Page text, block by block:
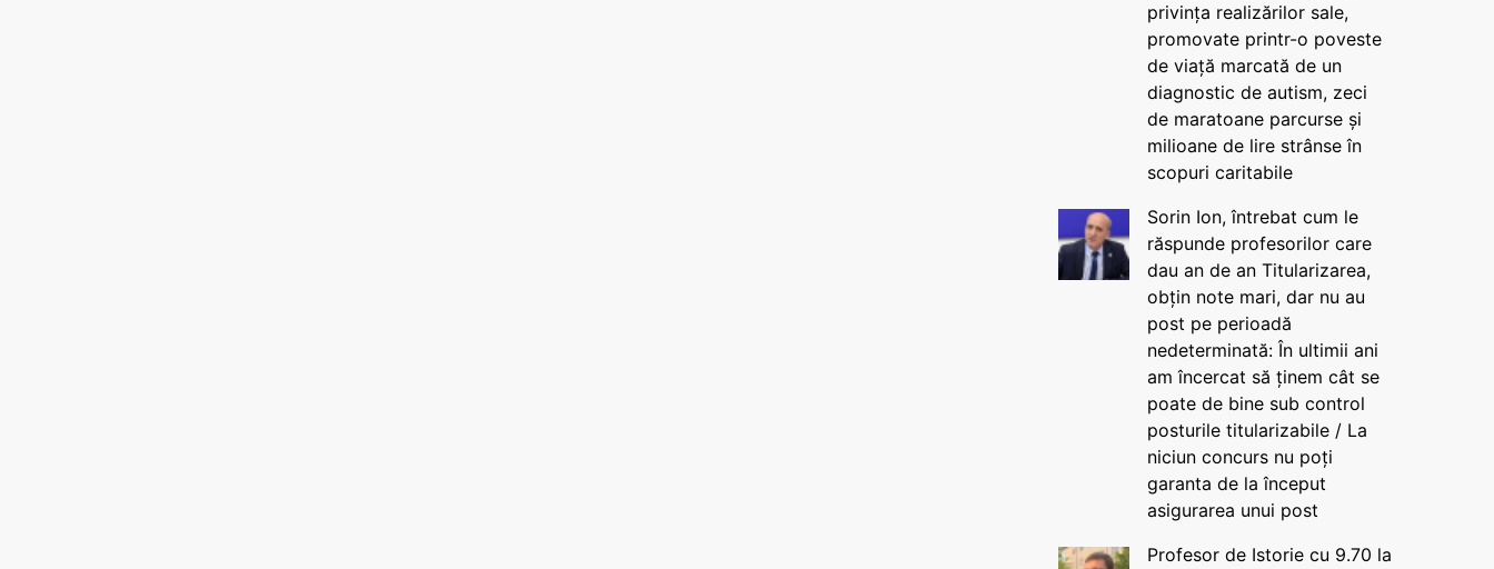
privința realizărilor sale,
promovate printr-o poveste
de viață marcată de un
diagnostic de autism, zeci
de maratoane parcurse și
milioane de lire strânse în
scopuri caritabile
Sorin Ion, întrebat cum le
răspunde profesorilor care
dau an de an Titularizarea,
obțin note mari, dar nu au
post pe perioadă
nedeterminată: În ultimii ani
am încercat să ținem cât se
poate de bine sub control
posturile titularizabile / La
niciun concurs nu poți
garanta de la început
asigurarea unui post
Profesor de Istorie cu 9.70 la